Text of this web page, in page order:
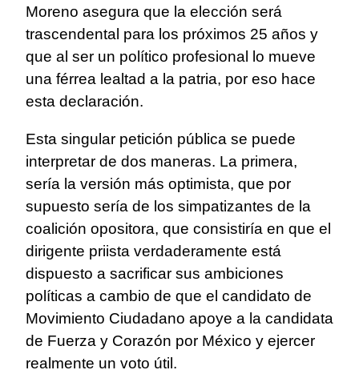
Moreno asegura que la elección será
trascendental para los próximos 25 años y
que al ser un político profesional lo mueve
una férrea lealtad a la patria, por eso hace
esta declaración.
Esta singular petición pública se puede
interpretar de dos maneras. La primera,
sería la versión más optimista, que por
supuesto sería de los simpatizantes de la
coalición opositora, que consistiría en que el
dirigente priista verdaderamente está
dispuesto a sacrificar sus ambiciones
políticas a cambio de que el candidato de
Movimiento Ciudadano apoye a la candidata
de Fuerza y Corazón por México y ejercer
realmente un voto útil.